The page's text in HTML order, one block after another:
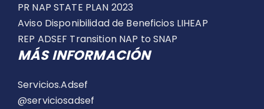
PR NAP STATE PLAN 2023
Aviso Disponibilidad de Beneficios LIHEAP
REP ADSEF Transition NAP to SNAP
MÁS INFORMACIÓN
Servicios.Adsef
@serviciosadsef